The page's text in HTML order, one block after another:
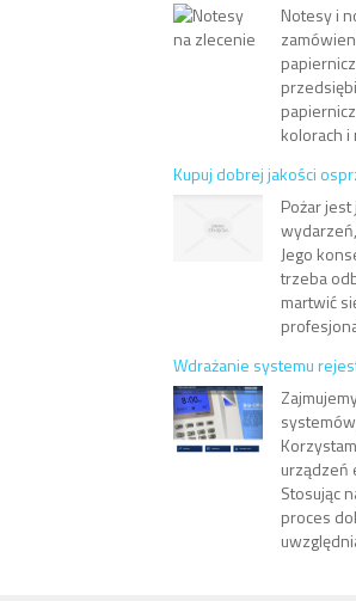
Notesy i
kolorach
Kupuj dobrej jakości
Pożar
Jego
trzeba
martwić
Wdrażanie systemu
urządzeń
Stosując
proces